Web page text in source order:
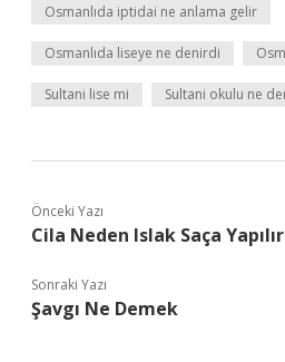
Osmanlıda iptidai ne anlama gelir
Osmanlıda liseye ne denirdi
Sultani lise mi Sultani okulu ne
Önceki Yazı
Cila Neden Islak Saça Yapılır
Sonraki Yazı
Şavgı Ne Demek